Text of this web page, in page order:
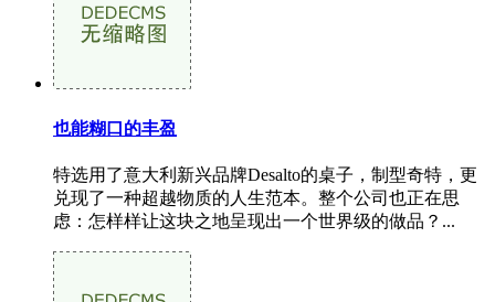
也能糊口的丰盈
特选用了意大利新兴品牌Desalto的桌子，制型奇特，更
兑现了一种超越物质的人生范本。整个公司也正在思
虑：怎样样让这块之地呈现出一个世界级的做品？...